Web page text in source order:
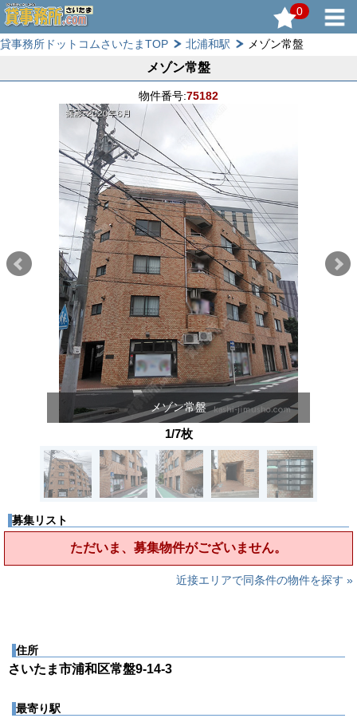
0
貸事務所ドットコムさいたまTOP 北浦和駅 メゾン常盤
メゾン常盤
物件番号:75182
メゾン常盤
1/7枚
募集リスト
ただいま、募集物件がございません。
近接エリアで同条件の物件を探す »
住所
さいたま市浦和区常盤9-14-3
最寄り駅